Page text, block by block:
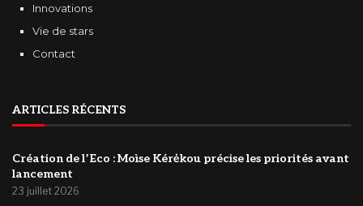
Innovations
Vie de stars
Contact
ARTICLES RÉCENTS
Création de l’Eco : Moìse Kérėkou précise les priorités avant
lancement
23 juillet 2026